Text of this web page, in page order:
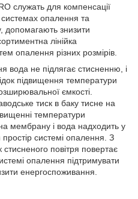
служать для компенсації
опалення та
допомагають знизити
лінійка
опалення різних розмірів.
вода не підлягає стисненню, і
підвищення температури
ємкості.
тиск в баку тисне на
температури
мембрану і вода надходить у
системі опалення. З
повітря повертає
опалення підтримувати
енергоспоживання.